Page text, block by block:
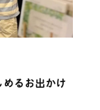
るお出かけ